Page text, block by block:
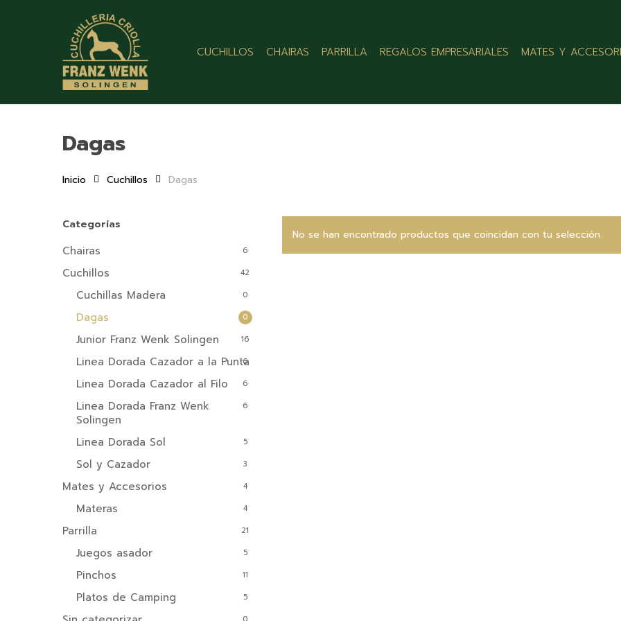
CUCHILLOS CHAIRAS PARRILLA REGALOS EMPRESARIALES MATES Y
Dagas
Inicio Cuchillos Dagas
Categorías
Chairas 6
Cuchillos 42
Cuchillas Madera 0
Dagas 0
Junior Franz Wenk Solingen 16
Linea Dorada Cazador a la Punta
6
Linea Dorada Cazador al Filo 6
Linea Dorada Franz Wenk
Solingen
6
Linea Dorada Sol 5
Sol y Cazador 3
Mates y Accesorios 4
Materas 4
Parrilla 21
Juegos asador 5
Pinchos 11
Platos de Camping 5
No se han encontrado productos que coincidan con tu selección.